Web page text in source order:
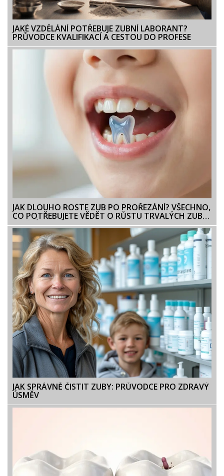
JAKÉ VZDĚLÁNÍ POTŘEBUJE ZUBNÍ LABORANT?
PRŮVODCE KVALIFIKACÍ A CESTOU DO PROFESE
JAK DLOUHO ROSTE ZUB PO PROŘEZÁNÍ? VŠECHNO,
CO POTŘEBUJETE VĚDĚT O RŮSTU TRVALÝCH ZUBŮ
U DĚTÍ
JAK SPRÁVNĚ ČISTIT ZUBY: PRŮVODCE PRO ZDRAVÝ
ÚSMĚV